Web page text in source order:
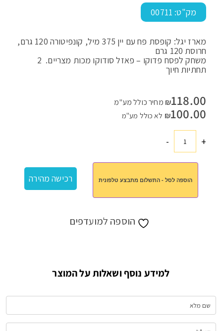
מק"ט: 00711
מארז יגל: קופסת פח עם יין 375 מיל, קונפיטורה 120 גרם,
חרוסת 120 גרם
משחק לפסח פדוקו – פאזל סודוקו מכות מצריים. 2
תחתיות חיוך
₪118.00
מחיר כולל מע"מ
₪100.00 לא כולל מע"מ
+כמות
-
הוספה לסל - התשלום מתבצע טלפונית רכישה מהירה
הוספה למועדפים
למידע נוסף ושאלות על המוצר